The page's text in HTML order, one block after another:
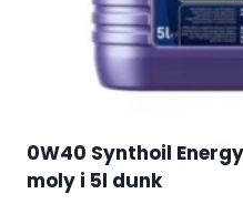
0W40 Synthoil
moly i 5l dunk